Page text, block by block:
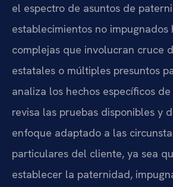
el espectro de asuntos de
establecimientos no impugnados
complejas que involucran cruce
estatales o múltiples presuntos
analiza los hechos específicos
revisa las pruebas disponibles y
enfoque adaptado a las
particulares del cliente, ya sea
establecer la paternidad,